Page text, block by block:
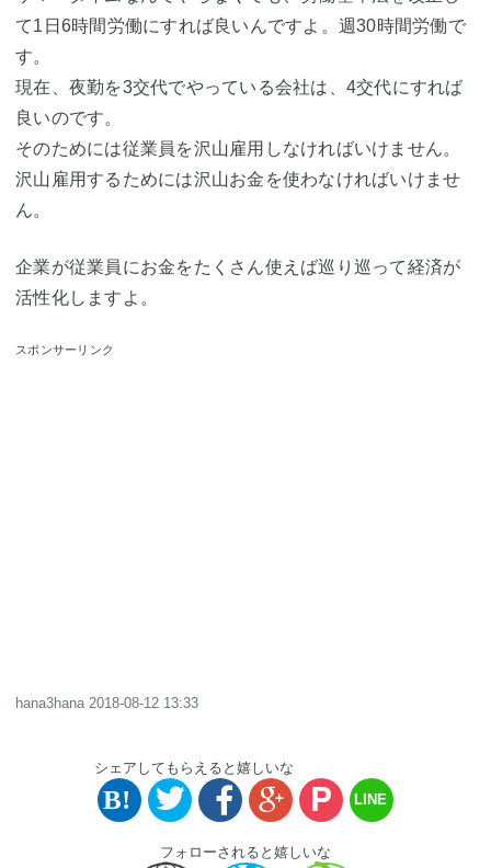
て1日6時間労働にすれば良いんですよ。週30時間労働で
す。
現在、夜勤を3交代でやっている会社は、4交代にすれば
良いのです。
そのためには従業員を沢山雇用しなければいけません。
沢山雇用するためには沢山お金を使わなければいけませ
ん。
企業が従業員にお金をたくさん使えば巡り巡って経済が
活性化しますよ。
スポンサーリンク
hana3hana 2018-08-12 13:33
シェアしてもらえると嬉しいな
フォローされると嬉しいな